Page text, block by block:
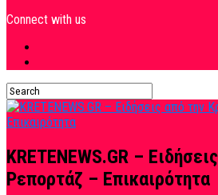
Connect with us
KRETENEWS.GR –
Ρεπορτάζ – Επικαιρότητα